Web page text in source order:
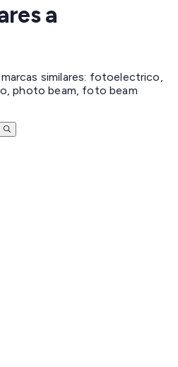
a
similares: fotoelectrico,
photo beam, foto beam